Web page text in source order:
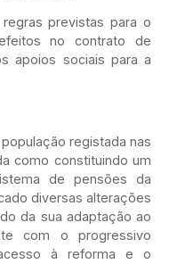
previstas para o
no contrato de
apoios sociais para a
registada nas
como constituindo um
de pensões da
diversas alterações
da sua adaptação ao
com o progressivo
à reforma e o